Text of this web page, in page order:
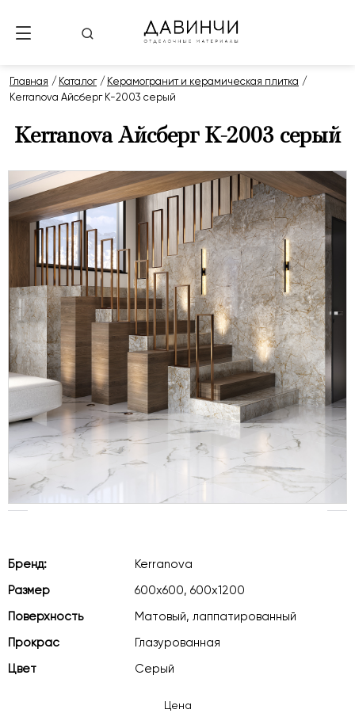
Главная Каталог
Керамогранит и керамическая плитка
Kerranova Айсберг K-2003 серый
Kerranova Айсберг K-2003 серый
Бренд:
Kerranova
Размер
600х600, 600х1200
Поверхность
Матовый, лаппатированный
Прокрас
Глазурованная
Цвет
Серый
Цена